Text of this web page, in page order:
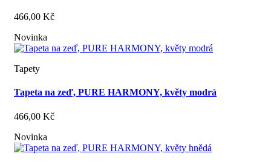
466,00 Kč
Novinka
Tapety
Tapeta na zeď, PURE HARMONY, květy modrá
466,00 Kč
Novinka